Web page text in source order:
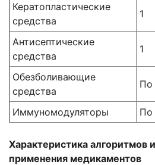
Кератопластические
средства
1
Антисептические
средства
1
Обезболивающие
средства
По
Иммуномодуляторы По
Характеристика алгоритмов
применения медикаментов